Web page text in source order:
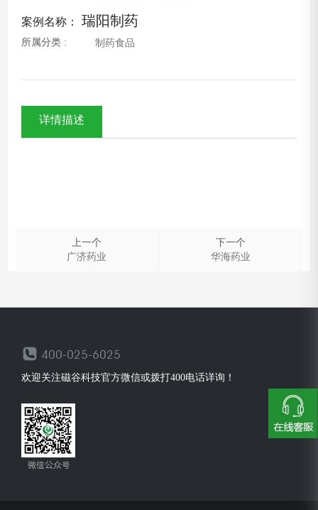
案例名称： 瑞阳制药
所属分类 : 制药食品
详情描述
上一个
广济药业
下一个
华海药业
欢迎关注磁谷科技官方微信或拨打400电话详询！